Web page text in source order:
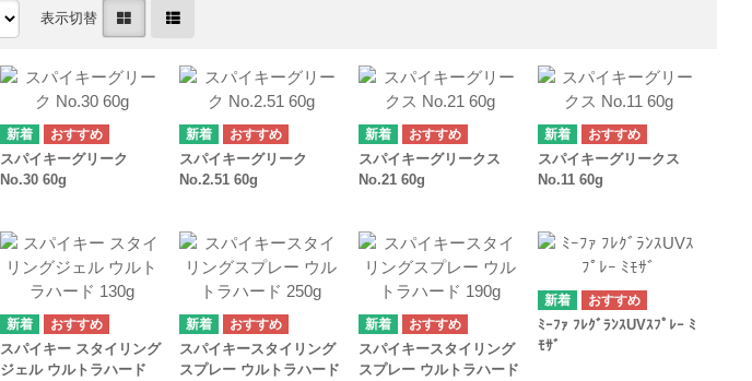
表示切替
スパイキーグリーク
No.30 60g
スパイキーグリーク
No.2.51 60g
スパイキーグリークス
No.21 60g
スパイキーグリークス
No.11 60g
スパイキー スタイリング
ジェル ウルトラハード
スパイキースタイリング
スプレー ウルトラハード
スパイキースタイリング
スプレー ウルトラハード
ﾐｰﾌｧ ﾌﾚｸﾞﾗﾝｽUVｽﾌﾟﾚｰ ﾐ
ﾓｻﾞ